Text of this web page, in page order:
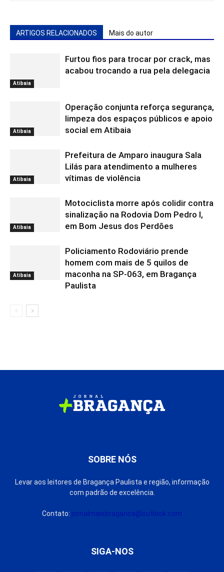
ARTIGOS RELACIONADOS Mais do autor
Atibaia
Furtou fios para trocar por crack, mas
acabou trocando a rua pela delegacia
Atibaia
Operação conjunta reforça segurança,
limpeza dos espaços públicos e apoio
social em Atibaia
Atibaia
Prefeitura de Amparo inaugura Sala
Lilás para atendimento a mulheres
vítimas de violência
Atibaia
Motociclista morre após colidir contra
sinalização na Rodovia Dom Pedro I,
em Bom Jesus dos Perdões
Atibaia
Policiamento Rodoviário prende
homem com mais de 5 quilos de
maconha na SP-063, em Bragança
Paulista
SOBRE NÓS
Levar aos leitores de Bragança Paulista e região, informação
com padrão de excelência.
Contato: jornalmaisbraganca@outlook.com
SIGA-NOS